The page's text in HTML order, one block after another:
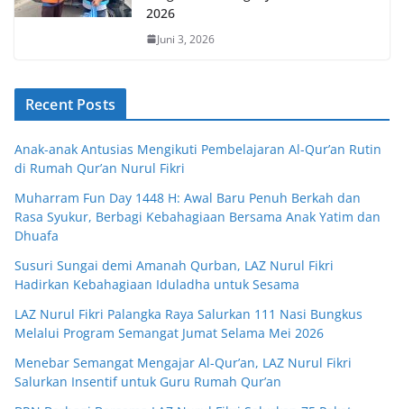
2026
Juni 3, 2026
Recent Posts
Anak-anak Antusias Mengikuti Pembelajaran Al-Qur’an Rutin
di Rumah Qur’an Nurul Fikri
Muharram Fun Day 1448 H: Awal Baru Penuh Berkah dan
Rasa Syukur, Berbagi Kebahagiaan Bersama Anak Yatim dan
Dhuafa
Susuri Sungai demi Amanah Qurban, LAZ Nurul Fikri
Hadirkan Kebahagiaan Iduladha untuk Sesama
LAZ Nurul Fikri Palangka Raya Salurkan 111 Nasi Bungkus
Melalui Program Semangat Jumat Selama Mei 2026
Menebar Semangat Mengajar Al-Qur’an, LAZ Nurul Fikri
Salurkan Insentif untuk Guru Rumah Qur’an